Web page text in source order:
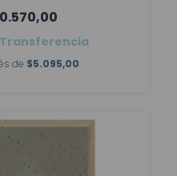
Transferencia
de $5.095,00